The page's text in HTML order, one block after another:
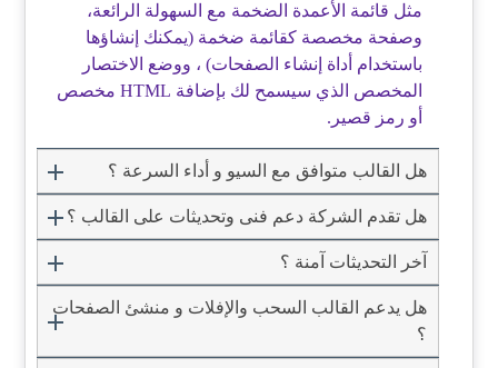
مثل قائمة الأعمدة الضخمة مع السهولة الرائعة،
وصفحة مخصصة كقائمة ضخمة (يمكنك إنشاؤها
باستخدام أداة إنشاء الصفحات) ، ووضع الاختصار
المخصص الذي سيسمح لك بإضافة HTML مخصص
أو رمز قصير.
هل القالب متوافق مع السيو و أداء السرعة ؟
هل تقدم الشركة دعم فنى وتحديثات على القالب ؟
آخر التحديثات آمنة ؟
هل يدعم القالب السحب والإفلات و منشئ الصفحات
؟